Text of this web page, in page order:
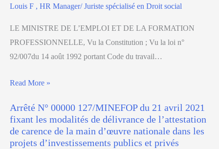
Louis F , HR Manager/ Juriste spécialisé en Droit social
LE MINISTRE DE L’EMPLOI ET DE LA FORMATION
PROFESSIONNELLE, Vu la Constitution ; Vu la loi n°
92/007du 14 août 1992 portant Code du travail…
Read More »
Arrêté N° 00000 127/MINEFOP du 21 avril 2021
fixant les modalités de délivrance de l’attestation
de carence de la main d’œuvre nationale dans les
projets d’investissements publics et privés